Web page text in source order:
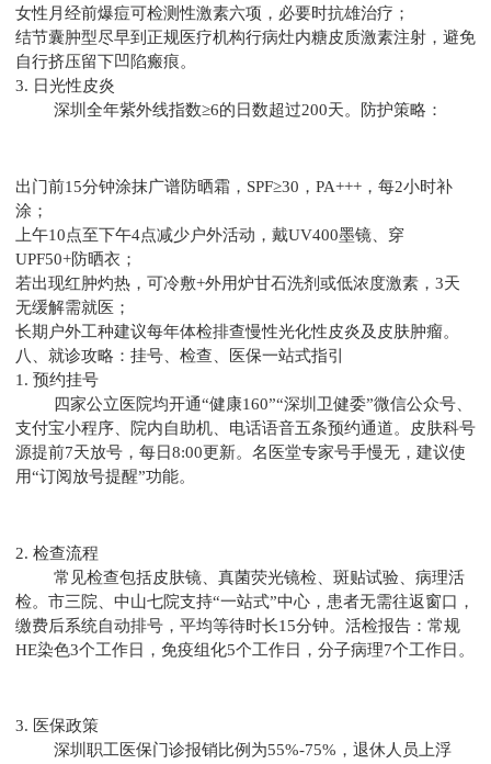
女性月经前爆痘可检测性激素六项，必要时抗雄治疗；
结节囊肿型尽早到正规医疗机构行病灶内糖皮质激素注射，避免
自行挤压留下凹陷瘢痕。
3. 日光性皮炎
深圳全年紫外线指数≥6的日数超过200天。防护策略：
出门前15分钟涂抹广谱防晒霜，SPF≥30，PA+++，每2小时补
涂；
上午10点至下午4点减少户外活动，戴UV400墨镜、穿
UPF50+防晒衣；
若出现红肿灼热，可冷敷+外用炉甘石洗剂或低浓度激素，3天
无缓解需就医；
长期户外工种建议每年体检排查慢性光化性皮炎及皮肤肿瘤。
八、就诊攻略：挂号、检查、医保一站式指引
1. 预约挂号
四家公立医院均开通“健康160”“深圳卫健委”微信公众号、
支付宝小程序、院内自助机、电话语音五条预约通道。皮肤科号
源提前7天放号，每日8:00更新。名医堂专家号手慢无，建议使
用“订阅放号提醒”功能。
2. 检查流程
常见检查包括皮肤镜、真菌荧光镜检、斑贴试验、病理活
检。市三院、中山七院支持“一站式”中心，患者无需往返窗口，
缴费后系统自动排号，平均等待时长15分钟。活检报告：常规
HE染色3个工作日，免疫组化5个工作日，分子病理7个工作日。
3. 医保政策
深圳职工医保门诊报销比例为55%-75%，退休人员上浮